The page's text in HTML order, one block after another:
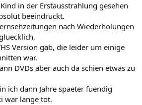
in der Erstausstrahlung gesehen
beeindruckt.
nach Wiederholungen
Version gab, die leider um einige
war.
DVDs aber auch da schien etwas zu
ich dann Jahre spaeter fuendig
war lange tot.